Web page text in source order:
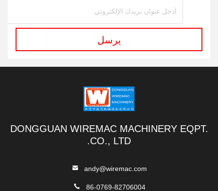
يرسل
DONGGUAN WIREMAC MACHINERY EQPT.
CO., LTD.
andy@wiremac.com
86-0769-82706004